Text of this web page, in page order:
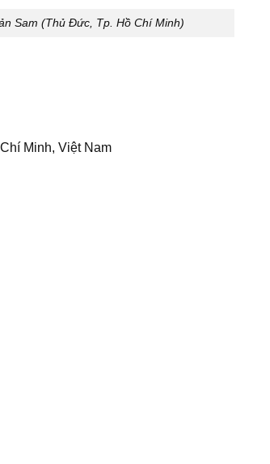
Sam (Thủ Đức, Tp. Hồ Chí Minh)
Minh, Việt Nam